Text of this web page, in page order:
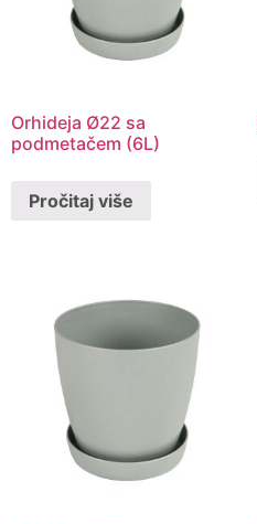
Orhideja Ø22 sa
podmetačem (6L)
Pročitaj više